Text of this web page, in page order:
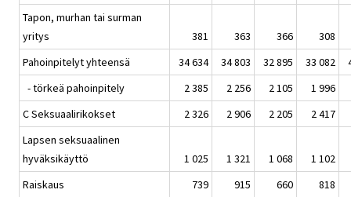
Tapon, murhan tai surman
yritys
381 363 366
308
Pahoinpitelyt yhteensä
34 634 34 803 32 895 33 082
- törkeä pahoinpitely
2 385 2 256 2 105
1 996
C Seksuaalirikokset
2 326 2 906 2 205
2 417
Lapsen seksuaalinen
hyväksikäyttö
1 025 1 321 1 068
1 102
Raiskaus
739 915 660
818